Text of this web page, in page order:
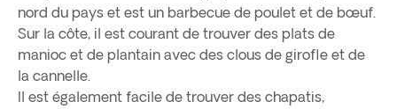
nord du pays et est un barbecue de poulet et de bœuf.
Sur la côte, il est courant de trouver des plats de
manioc et de plantain avec des clous de girofle et de
la cannelle.
Il est également facile de trouver des chapatis,